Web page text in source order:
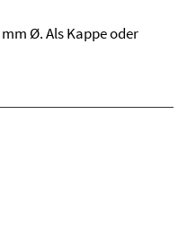
Ø. Als Kappe oder